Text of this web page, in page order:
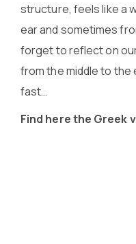
structure, feels like a
ear and sometimes
forget to reflect on
from the middle to the
fast…
Find here the Greek